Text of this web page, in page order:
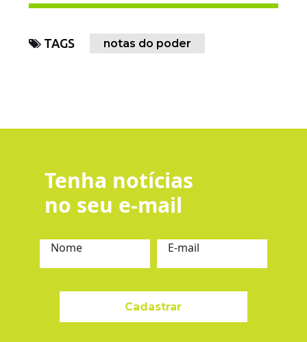
TAGS notas do poder
Tenha notícias
no seu e-mail
Nome E-mail
Cadastrar